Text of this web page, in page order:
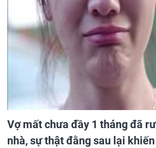
Vợ mất chưa đầy 1 tháng đã
nhà, sự thật đằng sau lại